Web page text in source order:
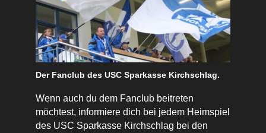
Der Fanclub des USC Sparkasse Kirchschlag.
Wenn auch du dem Fanclub beitreten
möchtest, informiere dich bei jedem Heimspiel
des USC Sparkasse Kirchschlag bei den